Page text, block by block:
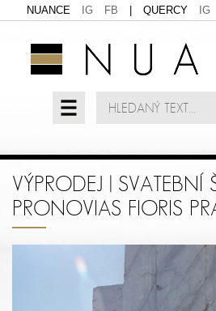
NUANCE IG FB QUERCY IG
VÝPRODEJ | SVATEBNÍ
PRONOVIAS FIORIS